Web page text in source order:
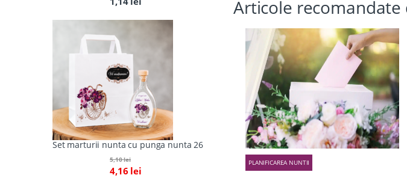
Articole recomandate
PLANIFICAREA NUNTII
Set marturii nunta cu punga nunta 26
4,16 lei
5,10lei